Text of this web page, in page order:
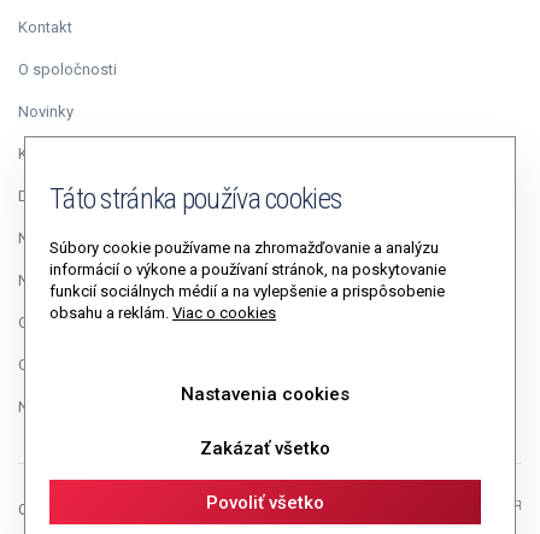
Kontakt
O spoločnosti
Novinky
Kariéra
Duálne vzdelávanie
Napísali o nás
Napíšte riaditeľovi
GDPR
Cookies
Nastavenia cookies
Copyright © 2026 Autopolis, a.s.
Táto stránka používa cookies
Súbory cookie používame na zhromažďovanie a analýzu
informácií o výkone a používaní stránok, na poskytovanie
funkcií sociálnych médií a na vylepšenie a prispôsobenie
obsahu a reklám. Viac o cookies
Nastavenia cookies
Zakázať všetko
Povoliť všetko